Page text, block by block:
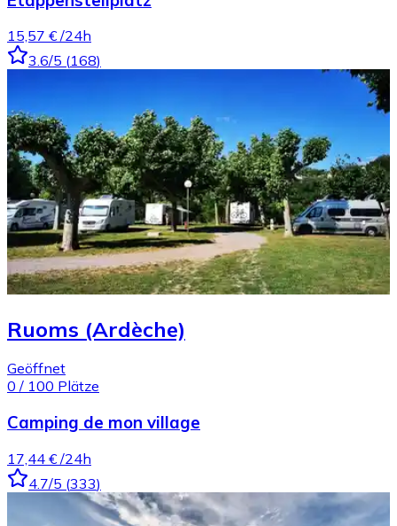
15,57 € /24h
3.6/5 (168)
Ruoms (Ardèche)
Geöffnet
0 / 100 Plätze
Camping de mon village
17,44 € /24h
4.7/5 (333)